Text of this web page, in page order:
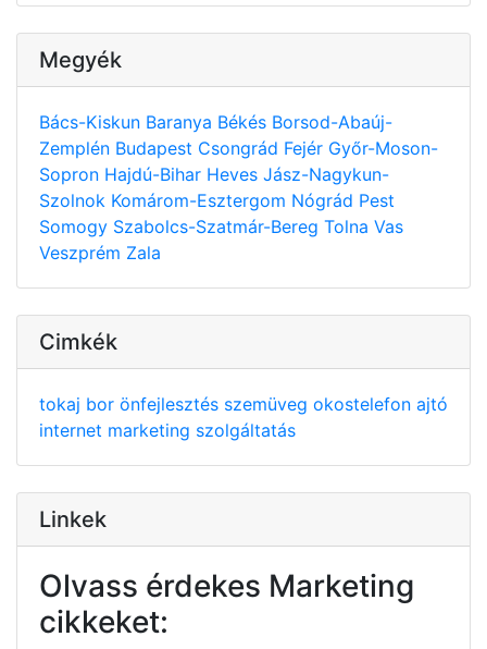
Megyék
Bács-Kiskun Baranya Békés Borsod-Abaúj-
Zemplén Budapest Csongrád Fejér Győr-Moson-
Sopron Hajdú-Bihar Heves Jász-Nagykun-
Szolnok Komárom-Esztergom Nógrád Pest
Somogy Szabolcs-Szatmár-Bereg Tolna Vas
Veszprém Zala
Cimkék
tokaj bor önfejlesztés szemüveg okostelefon ajtó
internet marketing szolgáltatás
Linkek
Olvass érdekes Marketing
cikkeket: